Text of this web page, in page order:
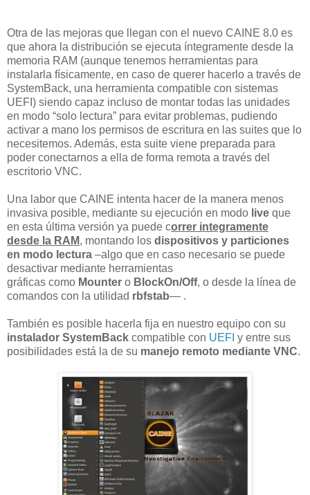
Otra de las mejoras que llegan con el nuevo CAINE 8.0 es
que ahora la distribución se ejecuta íntegramente desde la
memoria RAM (aunque tenemos herramientas para
instalarla físicamente, en caso de querer hacerlo a través de
SystemBack, una herramienta compatible con sistemas
UEFI) siendo capaz incluso de montar todas las unidades
en modo “solo lectura” para evitar problemas, pudiendo
activar a mano los permisos de escritura en las suites que lo
necesitemos. Además, esta suite viene preparada para
poder conectarnos a ella de forma remota a través del
escritorio VNC.
Una labor que CAINE intenta hacer de la manera menos
invasiva posible, mediante su ejecución en modo live que
en esta última versión ya puede correr integramente
desde la RAM, montando los dispositivos y particiones
en modo lectura –algo que en caso necesario se puede
desactivar mediante herramientas
gráficas como Mounter o BlockOn/Off, o desde la línea de
comandos con la utilidad rbfstab— .
También es posible hacerla fija en nuestro equipo con su
instalador SystemBack compatible con UEFI y entre sus
posibilidades está la de su manejo remoto mediante VNC.